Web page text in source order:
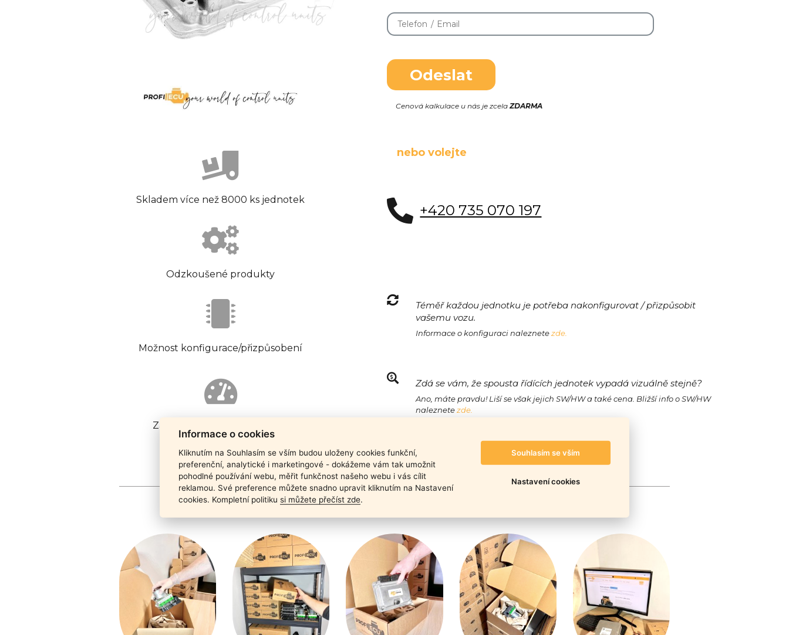
Skladem více než 8000 ks jednotek
Odzkoušené produkty
Možnost konfigurace/přizpůsobení
Záruka funkčnosti produktu
Odeslat
Cenová kalkulace u nás je zcelaZDARMA
nebo volejte
+420 735 070 197
Téměř každou jednotku je potřeba nakonfigurovat / přizpůsobit
vašemu vozu.
Informace o konfiguraci naleznetezde.
Zdá se vám, že spousta řídících jednotek vypadá vizuálně stejně?
Ano, máte pravdu! Liší se však jejich SW/HW a také cena. Bližší info o SW/HW
naleznetezde.
Informace o cookies
Kliknutím na Souhlasím se vším budou uloženy cookies funkční,
preferenční, analytické i marketingové - dokážeme vám tak umožnit
pohodlné používání webu, měřit funkčnost našeho webu i vás cílit
reklamou. Své preference můžete snadno upravit kliknutím na Nastavení
cookies. Kompletní politiku si můžete přečíst zde.
Souhlasím se vším
Nastavení cookies